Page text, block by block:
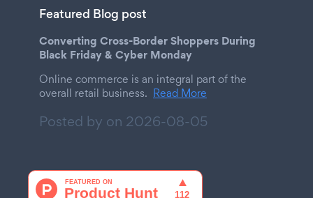
Featured Blog post
Converting Cross-Border Shoppers During
Black Friday & Cyber Monday
Online commerce is an integral part of the
overall retail business. Read More
Posted by on 2026-08-05